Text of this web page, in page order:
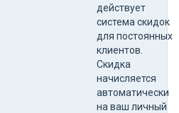
действует
система скидок
для постоянных
клиентов.
Скидка
начисляется
автоматически
на ваш личный